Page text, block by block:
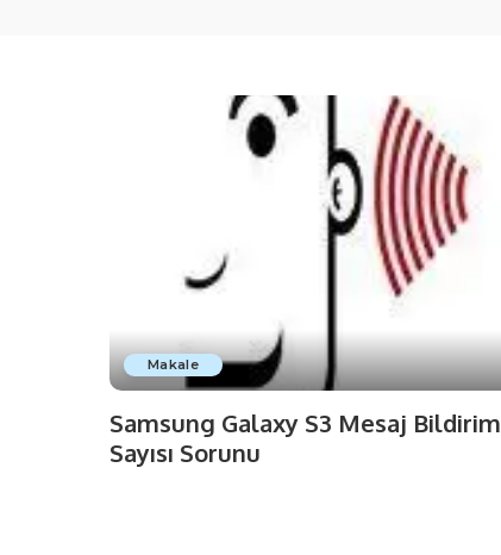
Makale
Samsung Galaxy S3 Mesaj Bildirim
Sayısı Sorunu